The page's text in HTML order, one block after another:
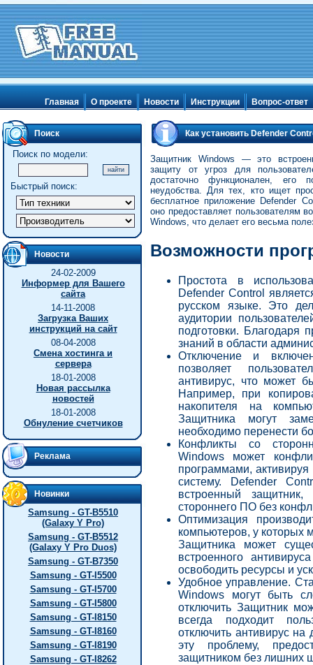
Главная О проекте Новости Инструкции Вопрос-ответ
Поиск
Поиск по модели:
Быстрый поиск:
Новости
24-02-2009
Информер для Вашего
сайта
14-11-2008
Загрузка Ваших
инструкций на сайт
08-04-2008
Смена хостинга и
сервера
18-01-2008
Новая рассылка
новостей
18-01-2008
Обнуление счетчиков
Реклама
Новинки
Samsung - GT-B5510
(Galaxy Y Pro)
Samsung - GT-B5512
(Galaxy Y Pro Duos)
Samsung - GT-B7350
Samsung - GT-I5500
Samsung - GT-I5700
Samsung - GT-I5800
Samsung - GT-I8150
Samsung - GT-I8160
Samsung - GT-I8190
Samsung - GT-I8262
Как установить Defender
Защитник Windows — это
защиту от угроз для
достаточно функционален, его
неудобства. Для тех, кто ищет
бесплатное приложение Defender
оно предоставляет пользователям
Windows, что делает его весьма
Возможности
Простота в
Defender Control
русском языке. Это
аудитории
подготовки. Благодаря
знаний в области
Отключение и
позволяет
антивирус, что может
Например, при
накопителя на
Защитника могут
необходимо перенести
Конфликты со
Windows может
программами,
систему. Defender
встроенный
стороннего ПО без
Оптимизация
компьютеров, у которых
Защитника может
встроенного
освободить ресурсы и
Удобное управление.
Windows могут быть
отключить Защитник
всегда подходит
отключить антивирус
эту проблему,
защитником без лишних